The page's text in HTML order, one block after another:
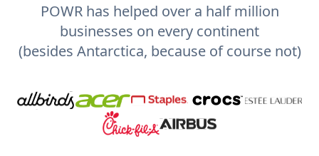
POWR has helped over a half million
businesses on every continent
(besides Antarctica, because of course not)